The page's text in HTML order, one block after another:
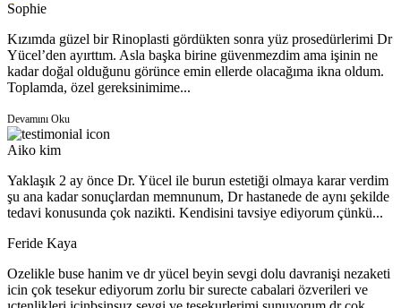
Sophie
Kızımda güzel bir Rinoplasti gördükten sonra yüz prosedürlerimi Dr
Yücel’den ayırttım. Asla başka birine güvenmezdim ama işinin ne
kadar doğal olduğunu görünce emin ellerde olacağıma ikna oldum.
Toplamda, özel gereksinimime...
Devamını Oku
Aiko kim
Yaklaşık 2 ay önce Dr. Yücel ile burun estetiği olmaya karar verdim
şu ana kadar sonuçlardan memnunum, Dr hastanede de aynı şekilde
tedavi konusunda çok nazikti. Kendisini tavsiye ediyorum çünkü...
Feride Kaya
Ozelikle buse hanim ve dr yücel beyin sevgi dolu davranişi nezaketi
icin çok tesekur ediyorum zorlu bir surecte cabalari özverileri ve